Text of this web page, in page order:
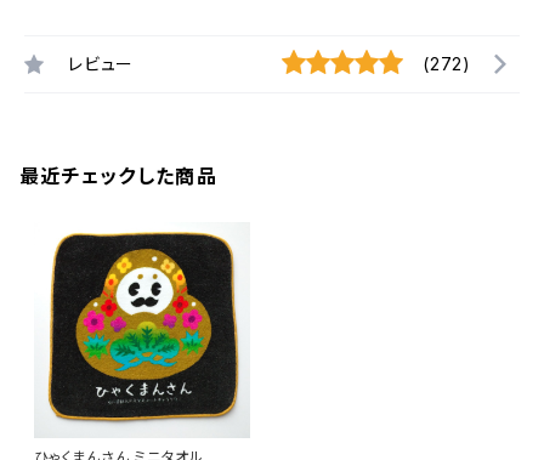
レビュー (272)
最近チェックした商品